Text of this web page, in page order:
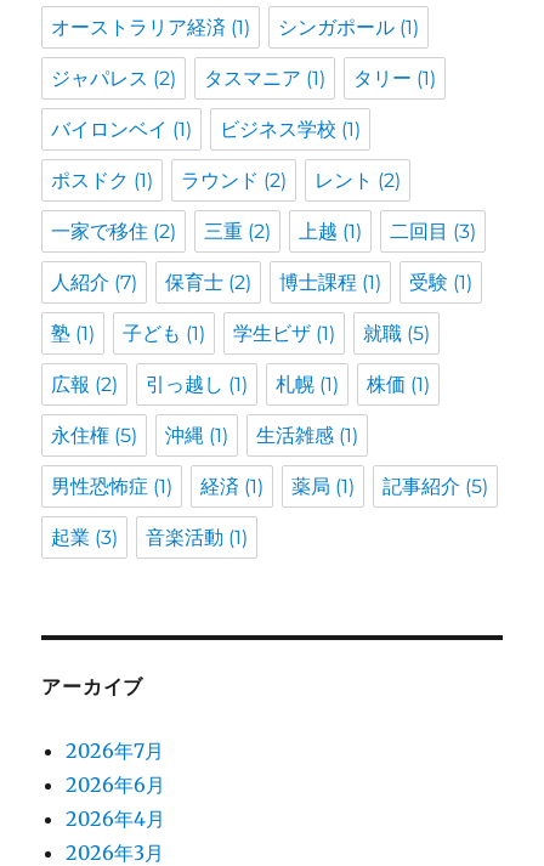
オーストラリア経済 (1) シンガポール (1)
ジャパレス (2) タスマニア (1) タリー (1)
バイロンベイ (1) ビジネス学校 (1)
ポスドク (1) ラウンド (2) レント (2)
一家で移住 (2) 三重 (2) 上越 (1) 二回目 (3)
人紹介 (7) 保育士 (2) 博士課程 (1) 受験 (1)
塾 (1) 子ども (1) 学生ビザ (1) 就職 (5)
広報 (2) 引っ越し (1) 札幌 (1) 株価 (1)
永住権 (5) 沖縄 (1) 生活雑感 (1)
男性恐怖症 (1) 経済 (1) 薬局 (1) 記事紹介 (5)
起業 (3) 音楽活動 (1)
アーカイブ
2026年7月
2026年6月
2026年4月
2026年3月